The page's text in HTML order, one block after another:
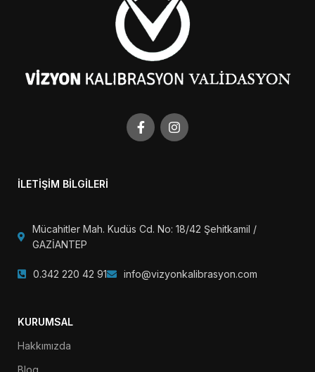
İLETİŞİM BİLGİLERİ
Mücahitler Mah. Kudüs Cd. No: 18/42 Şehitkamil /
GAZİANTEP
0.342 220 42 91 info@vizyonkalibrasyon.com
KURUMSAL
Hakkımızda
Blog